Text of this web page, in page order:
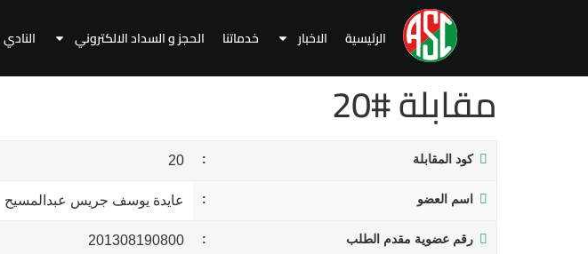
الرئيسية الاخبار خدماتنا الحجز و السداد الالكتروني النادي
مقابلة #20
كود المقابلة 20
اسم العضو عايدة يوسف جريس عبدالمسيح
رقم عضوية مقدم الطلب 201308190800